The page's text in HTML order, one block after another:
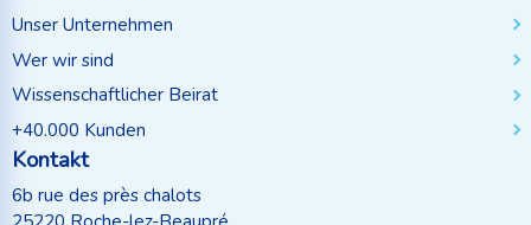
Unser Unternehmen
Wer wir sind
Wissenschaftlicher Beirat
+40.000 Kunden
Kontakt
6b rue des près chalots